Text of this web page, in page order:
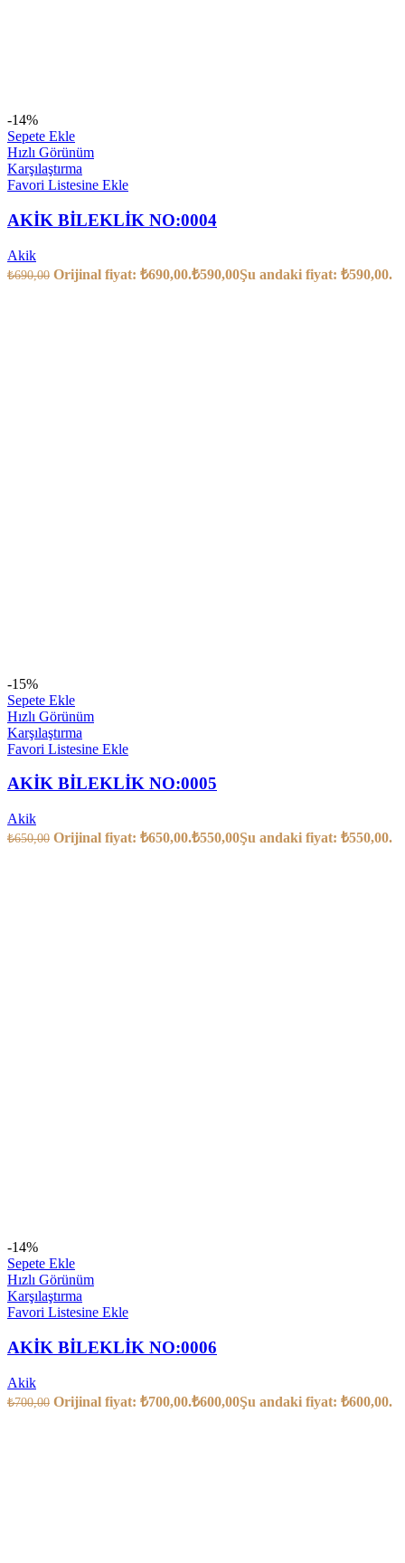
-14%
Sepete Ekle
Hızlı Görünüm
Karşılaştırma
Favori Listesine Ekle
AKİK BİLEKLİK NO:0004
Akik
₺690,00 Orijinal fiyat: ₺690,00.₺590,00Şu andaki fiyat: ₺590,00.
-15%
Sepete Ekle
Hızlı Görünüm
Karşılaştırma
Favori Listesine Ekle
AKİK BİLEKLİK NO:0005
Akik
₺650,00 Orijinal fiyat: ₺650,00.₺550,00Şu andaki fiyat: ₺550,00.
-14%
Sepete Ekle
Hızlı Görünüm
Karşılaştırma
Favori Listesine Ekle
AKİK BİLEKLİK NO:0006
Akik
₺700,00 Orijinal fiyat: ₺700,00.₺600,00Şu andaki fiyat: ₺600,00.